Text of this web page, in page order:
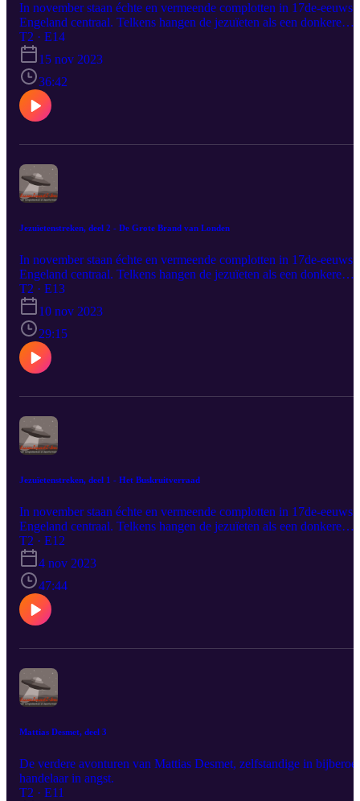
In november staan échte en vermeende complotten in 17de-eeuws
Engeland centraal. Telkens hangen de jezuïeten als een donkere
schaduw boven die verhalen.De gebeurtenissen in de 17de eeuw
cementeerden de plaats van de Sociëteit van Jezus in de de
Angelsaksische complotfolklore. Tot op de dag van vandaag spelen
zij een centrale rol in samenzweringsverhalen.
T2 · E14
15 nov 2023
36:42
Jezuïetenstreken, deel 2 - De Grote Brand van Londen
In november staan échte en vermeende complotten in 17de-eeuws
Engeland centraal. Telkens hangen de jezuïeten als een donkere
schaduw boven die verhalen.De gebeurtenissen in de 17de eeuw
cementeerden de plaats van de Sociëteit van Jezus in de de
Angelsaksische complotfolklore. Tot op de dag van vandaag spelen
zij een centrale rol in samenzweringsverhalen.
T2 · E13
10 nov 2023
29:15
Jezuïetenstreken, deel 1 - Het Buskruitverraad
In november staan échte en vermeende complotten in 17de-eeuws
Engeland centraal. Telkens hangen de jezuïeten als een donkere
schaduw boven die verhalen.De gebeurtenissen in de 17de eeuw
cementeerden de plaats van de Sociëteit van Jezus in de de
Angelsaksische complotfolklore. Tot op de dag van vandaag spelen
zij een centrale rol in samenzweringsverhalen.
T2 · E12
4 nov 2023
47:44
Mattias Desmet, deel 3
De verdere avonturen van Mattias Desmet, zelfstandige in
handelaar in angst.
T2 · E11